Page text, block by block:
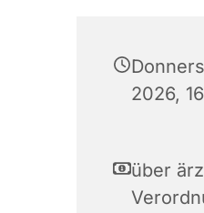
2026,
über